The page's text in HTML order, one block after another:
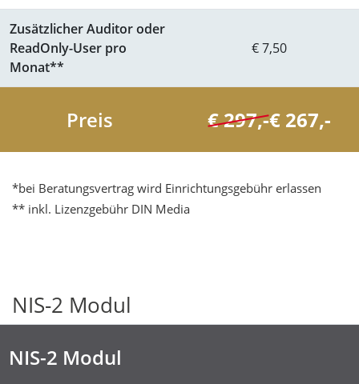
Zusätzlicher Auditor oder
ReadOnly-User pro
Monat**
€ 7,50
Preis € 297,-€ 267,-
*bei Beratungsvertrag wird Einrichtungsgebühr erlassen
** inkl. Lizenzgebühr DIN Media
NIS-2 Modul
NIS-2 Modul